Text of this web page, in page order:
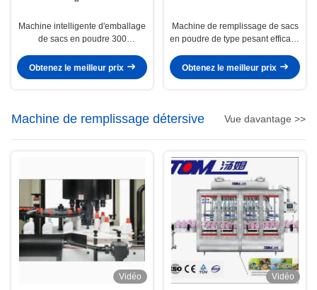
Machine intelligente d'emballage
de sacs en poudre 300
0,2% Précision de pesage
Obtenez le meilleur prix
Machine de remplissage de sacs
en poudre de type pesant efficace
Obtenez le meilleur prix
Machine de remplissage détersive Vue davantage >>
Vidéo
Vidéo